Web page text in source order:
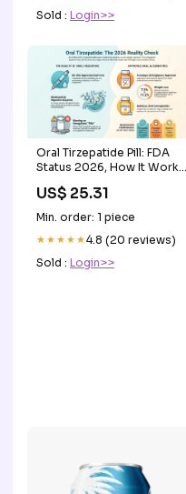
Sold : Login>>
Oral Tirzepatide Pill: FDA
Status 2026, How It Works
US$ 25.31
Min. order: 1 piece
★★★★★4.8 (20 reviews)
Sold : Login>>